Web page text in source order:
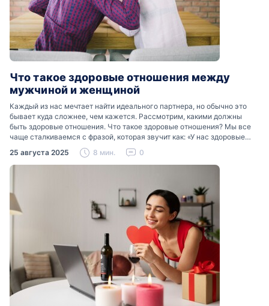
Что такое здоровые отношения между
мужчиной и женщиной
Каждый из нас мечтает найти идеального партнера, но обычно это
бывает куда сложнее, чем кажется. Рассмотрим, какими должны
быть здоровые отношения. Что такое здоровые отношения? Мы все
чаще сталкиваемся с фразой, которая звучит как: «У нас здоровые
отношения». Что именно подразумевается…
25 августа 2025 8 мин. 0